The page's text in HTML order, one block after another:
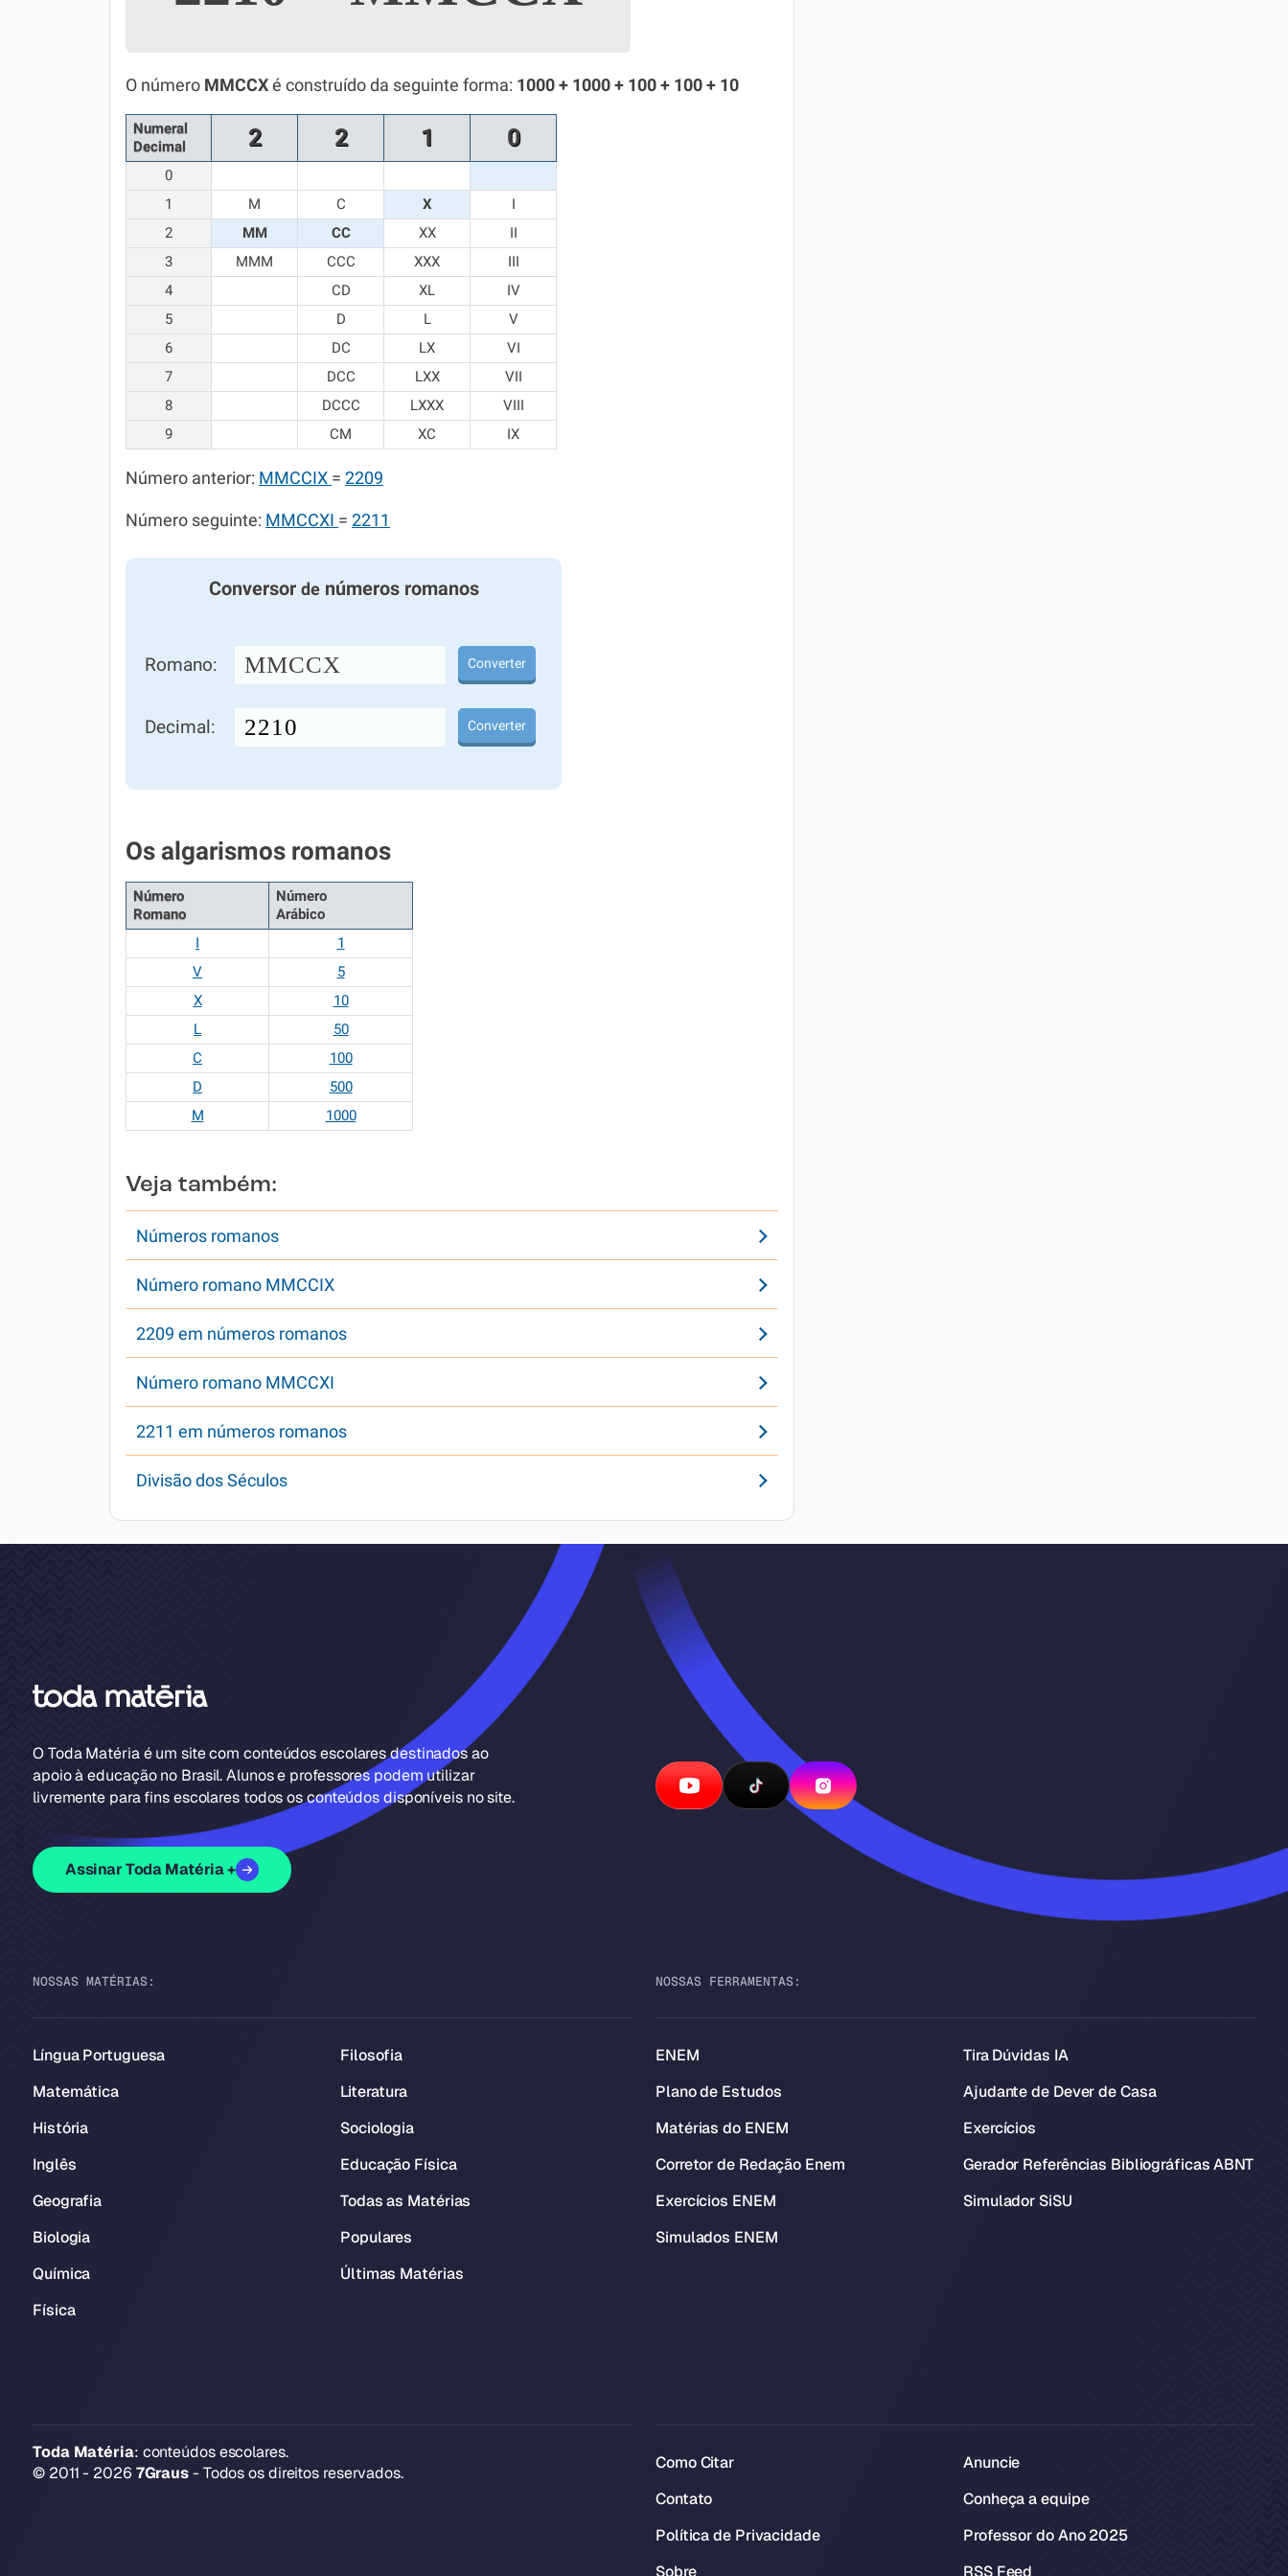
Química
Todos os Exercícios
O número MMCCX é construído da seguinte forma: 1000 + 1000 + 100 + 100 + 10
Numeral
Decimal
2 2 1 0
0
1
M C X
I
2
MM CC XX
II
3
MMM CCC XXX
III
4
CD XL
IV
5
D L
V
6
DC LX
VI
7
DCC LXX
VII
8
DCCC LXXX
VIII
9
CM XC IX
Número anterior: MMCCIX = 2209
Número seguinte: MMCCXI = 2211
Conversor denúmeros romanos
Romano: MMCCX Converter
Decimal: Converter
Os algarismos romanos
Número
Romano
Número
Arábico
I
1
V
5
X
10
L
50
C
100
D
500
M
1000
Veja também:
Números romanos
Número romano MMCCIX
2209 em números romanos
Número romano MMCCXI
2211 em números romanos
Divisão dos Séculos
O Toda Matéria é um site com conteúdos escolares destinados ao
apoio à educação no Brasil. Alunos e professores podem utilizar
livremente para fins escolares todos os conteúdos disponíveis no site.
Assinar Toda Matéria +
NOSSAS MATÉRIAS:
Língua Portuguesa
Matemática
História
Inglês
Geografia
Biologia
Química
Física
Filosofia
Literatura
Sociologia
Educação Física
Todas as Matérias
Populares
Últimas Matérias
NOSSAS FERRAMENTAS:
ENEM
Plano de Estudos
Matérias do ENEM
Corretor de Redação Enem
Exercícios ENEM
Simulados ENEM
Tira Dúvidas IA
Ajudante de Dever de Casa
Exercícios
Gerador Referências Bibliográficas ABNT
Simulador SiSU
Toda Matéria: conteúdos escolares.
© 2011 - 2026 7Graus- Todos os direitos reservados.
Como Citar
Contato
Política de Privacidade
Sobre
Anuncie
Conheça a equipe
Professor do Ano 2025
RSS Feed